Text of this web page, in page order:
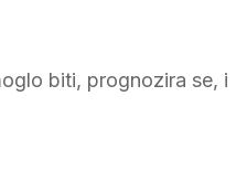
biti, prognozira se, i